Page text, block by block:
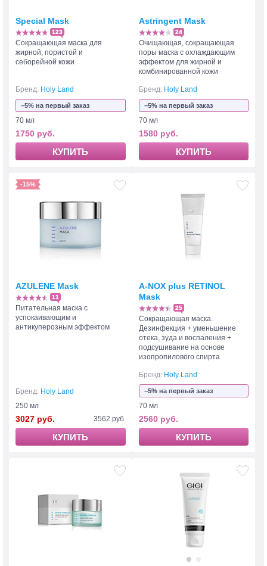
Special Mask
123
Сокращающая маска для
жирной, пористой и
себорейной кожи
Бренд: Holy Land
−5% на первый заказ
70 мл
1750 руб.
КУПИТЬ
Astringent Mask
24
Очищающая, сокращающая
поры маска с охлаждающим
эффектом для жирной и
комбинированной кожи
Бренд: Holy Land
−5% на первый заказ
70 мл
1580 руб.
КУПИТЬ
AZULENE Mask
11
Питательная маска с
успокаивающим и
антикуперозным эффектом
Бренд: Holy Land
-15%
250 мл
3027 руб. 3562 руб.
КУПИТЬ
A-NOX plus RETINOL
Mask
25
Сокращающая маска.
Дезинфекция + уменьшение
отека, зуда и воспаления +
подсушивание на основе
изопропилового спирта
Бренд: Holy Land
−5% на первый заказ
70 мл
2560 руб.
КУПИТЬ